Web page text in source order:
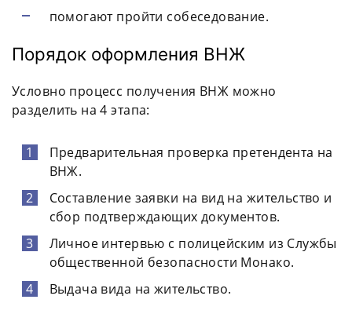
помогают пройти собеседование.
Порядок оформления ВНЖ
Условно процесс получения ВНЖ можно
разделить на 4 этапа:
Предварительная проверка претендента на
ВНЖ.
Составление заявки на вид на жительство и
сбор подтверждающих документов.
Личное интервью с полицейским из Службы
общественной безопасности Монако.
Выдача вида на жительство.